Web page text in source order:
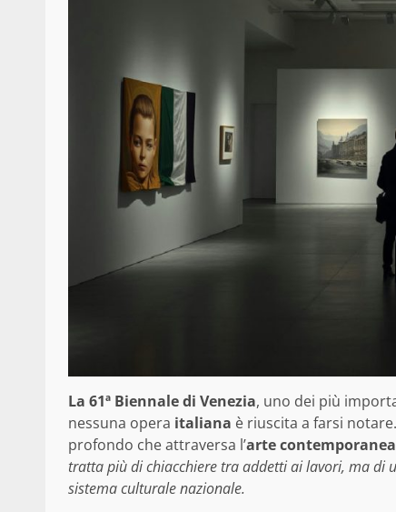
La 61ª Biennale di Venezia, uno dei più
nessuna opera italiana è riuscita a farsi
profondo che attraversa l’arte
tratta più di chiacchiere tra addetti ai lavori, ma di
sistema culturale nazionale.